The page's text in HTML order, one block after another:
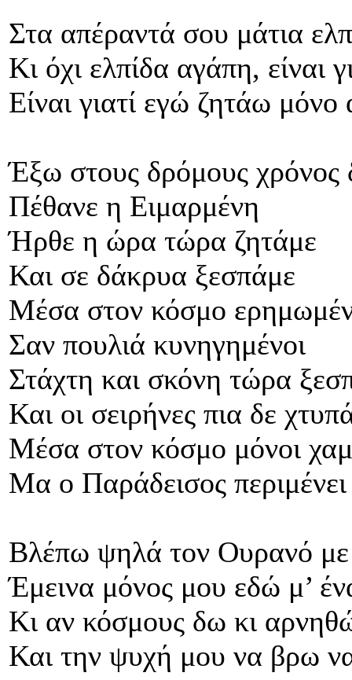
Στα απέραντά σου μάτια
Κι όχι ελπίδα αγάπη, είναι
Είναι γιατί εγώ ζητάω
Έξω στους δρόμους χρόνος
Πέθανε η Ειμαρμένη
Ήρθε η ώρα τώρα ζητάμε
Και σε δάκρυα ξεσπάμε
Μέσα στον κόσμο
Σαν πουλιά κυνηγημένοι
Στάχτη και σκόνη τώρα
Και οι σειρήνες πια δε
Μέσα στον κόσμο μόνοι
Μα ο Παράδεισος περιμένει
Βλέπω ψηλά τον Ουρανό με
Έμεινα μόνος μου εδώ μ’
Κι αν κόσμους δω κι
Και την ψυχή μου να βρω